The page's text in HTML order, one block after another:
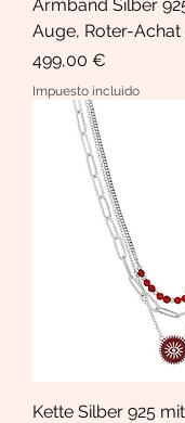
Armband Silber
Auge, Roter-
Precio
499,00 €
Impuesto incluido
Kette Silber 925